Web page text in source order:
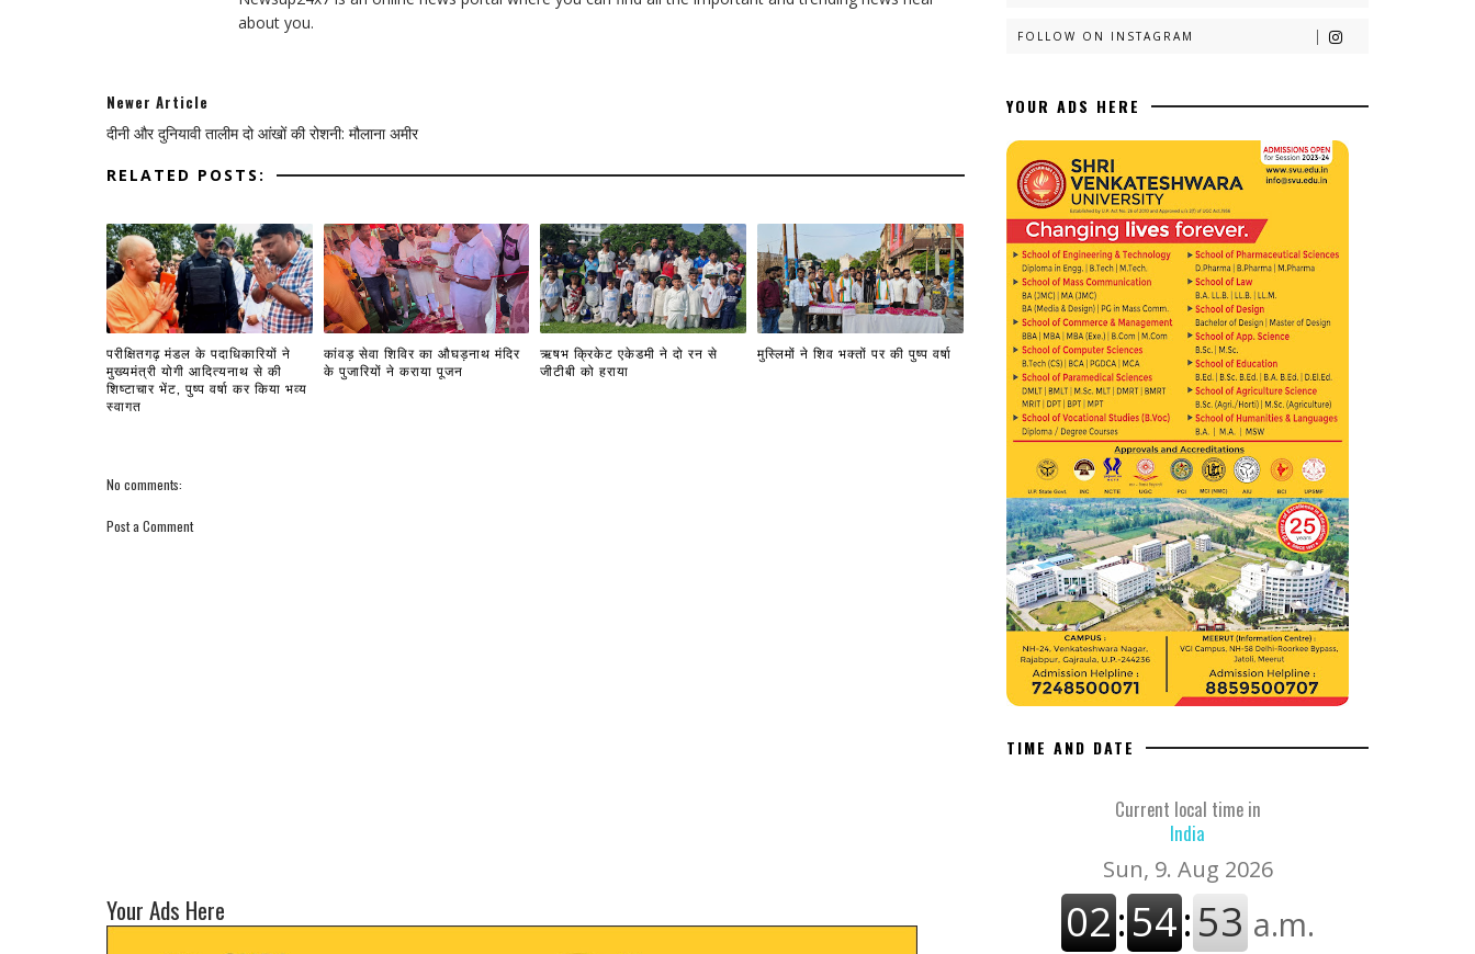
about you.
Newer Article
दीनी और दुनियावी तालीम दो आंखों की रोशनी: मौलाना अमीर
RELATED POSTS:
परीक्षितगढ़ मंडल के पदाधिकारियों ने
मुख्यमंत्री योगी आदित्यनाथ से की
शिष्टाचार भेंट, पुष्प वर्षा कर किया भव्य
स्वागत
कांवड़ सेवा शिविर का औघड़नाथ मंदिर
के पुजारियों ने कराया पूजन
ऋषभ क्रिकेट एकेडमी ने दो रन से
जीटीबी को हराया
मुस्लिमों ने शिव भक्तों पर की पुष्प वर्षा
No comments:
Post a Comment
Your Ads Here
FOLLOW ON INSTAGRAM
YOUR ADS HERE
TIME AND DATE
Current local time in
India